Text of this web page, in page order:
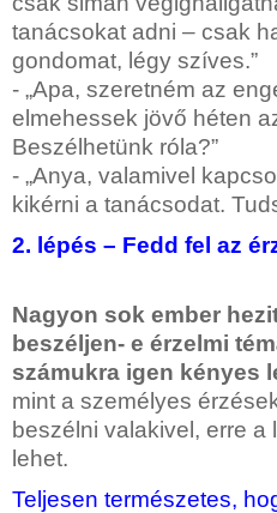
tanácsokat adni – csak
gondomat, légy szíves.”
- „Apa, szeretném az
elmehessek jövő héten
Beszélhetünk róla?”
- „Anya, valamivel
kikérni a tanácsodat.
2. lépés – Fedd fel az
Nagyon sok ember
beszéljen- e érzelmi
számukra igen kényes
mint a személyes
beszélni valakivel, erre a
lehet.
Teljesen természetes,